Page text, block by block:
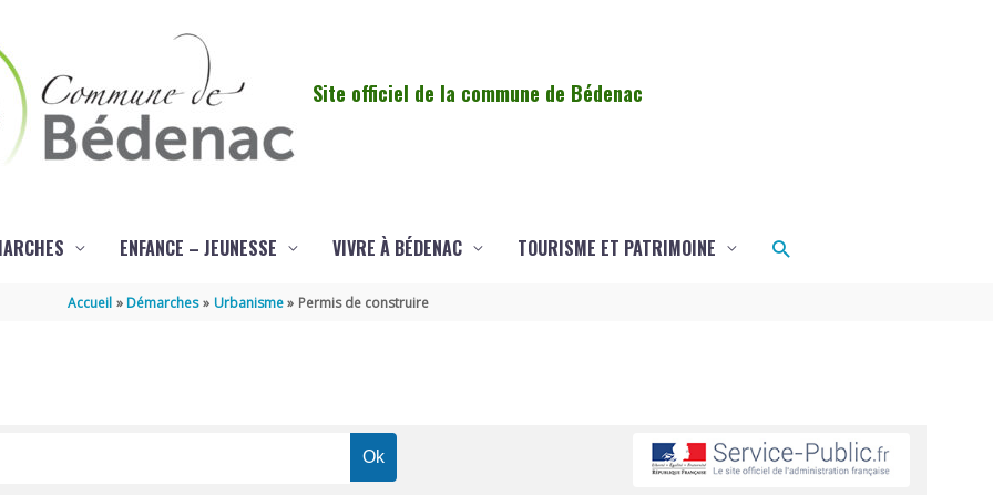
Site officiel de la commune de Bédenac
ENFANCE – JEUNESSE VIVRE À BÉDENAC TOURISME ET PATRIMOINE Rechercher
Accueil Démarches Urbanisme Permis de construire